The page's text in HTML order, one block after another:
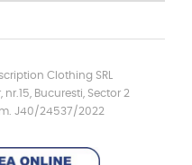
Clothing SRL
Bucuresti, Sector 2
J40/24537/2022